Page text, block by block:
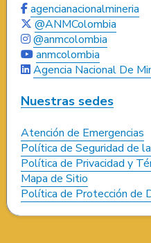
agencianacionalmineria
@ANMColombia
@anmcolombia
anmcolombia
Agencia Nacional De
Nuestras sedes
Atención de Emergencias
Política de Seguridad de
Política de Privacidad y
Mapa de Sitio
Política de Protección de